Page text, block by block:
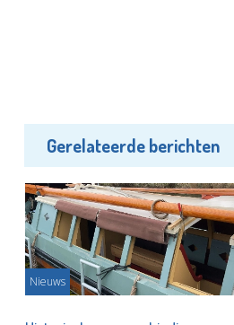
Gerelateerde berichten
Nieuws